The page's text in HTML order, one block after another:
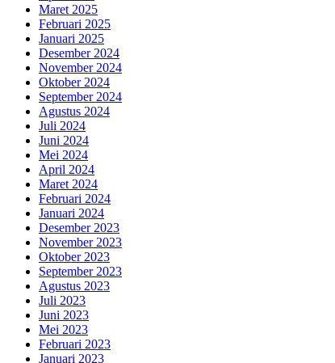
Maret 2025
Februari 2025
Januari 2025
Desember 2024
November 2024
Oktober 2024
September 2024
Agustus 2024
Juli 2024
Juni 2024
Mei 2024
April 2024
Maret 2024
Februari 2024
Januari 2024
Desember 2023
November 2023
Oktober 2023
September 2023
Agustus 2023
Juli 2023
Juni 2023
Mei 2023
Februari 2023
Januari 2023